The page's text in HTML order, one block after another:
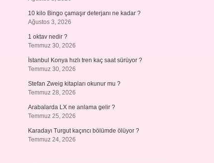
10 kilo Bingo çamaşır deterjanı ne kadar ?
Ağustos 3, 2026
1 oktav nedir ?
Temmuz 30, 2026
İstanbul Konya hızlı tren kaç saat sürüyor ?
Temmuz 30, 2026
Stefan Zweig kitapları okunur mu ?
Temmuz 28, 2026
Arabalarda LX ne anlama gelir ?
Temmuz 25, 2026
Karadayı Turgut kaçıncı bölümde ölüyor ?
Temmuz 24, 2026